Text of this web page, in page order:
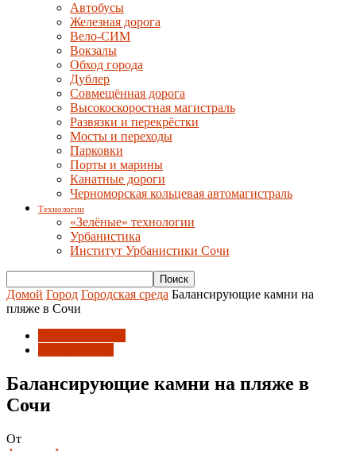
Автобусы
Железная дорога
Вело-СИМ
Вокзалы
Обход города
Дублер
Совмещённая дорога
Высокоскоростная магистраль
Развязки и перекрёстки
Мосты и переходы
Парковки
Порты и марины
Канатные дороги
Черноморская кольцевая автомагистраль
Технологии
«Зелёные» технологии
Урбанистика
Институт Урбанистики Сочи
Домой Город Городская среда Балансирующие камни на
пляже в Сочи
Балансирующие камни на пляже в
Сочи
От